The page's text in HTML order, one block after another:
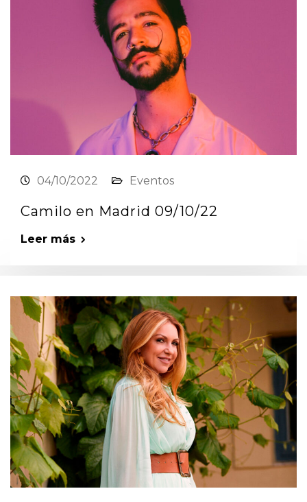
04/10/2022 Eventos
Camilo en Madrid 09/10/22
Leer más